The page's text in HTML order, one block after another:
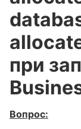
при
Вопрос: